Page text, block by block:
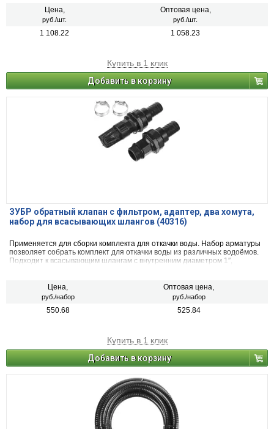
Цена,
руб./шт.
Оптовая цена,
руб./шт.
1 108.22 1 058.23
Купить в 1 клик
Добавить в корзину
ЗУБР обратный клапан с фильтром, адаптер, два хомута,
набор для всасывающих шлангов (40316)
Применяется для сборки комплекта для откачки воды. Набор арматуры
позволяет собрать комплект для откачки воды из различных водоёмов.
Подходит к всасывающим шлангам с внутренним диаметром 1″,
обеспечивают высокую надёжность соединений и гарантирует
продолжительный срок службы изделия.
Цена,
руб./набор
Оптовая цена,
руб./набор
550.68 525.84
Купить в 1 клик
Добавить в корзину